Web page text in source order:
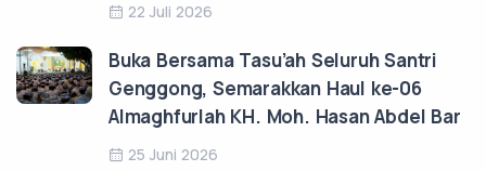
22 Juli 2026
Buka Bersama Tasu’ah Seluruh Santri
Genggong, Semarakkan Haul ke-06
Almaghfurlah KH. Moh. Hasan Abdel Bar
25 Juni 2026